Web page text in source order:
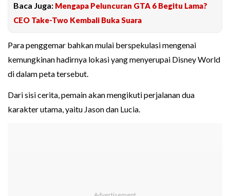
Baca Juga: Mengapa Peluncuran GTA 6 Begitu Lama?
CEO Take-Two Kembali Buka Suara
Para penggemar bahkan mulai berspekulasi mengenai
kemungkinan hadirnya lokasi yang menyerupai Disney World
di dalam peta tersebut.
Dari sisi cerita, pemain akan mengikuti perjalanan dua
karakter utama, yaitu Jason dan Lucia.